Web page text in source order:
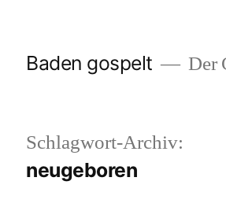
Baden gospelt Der
Schlagwort-Archiv:
neugeboren